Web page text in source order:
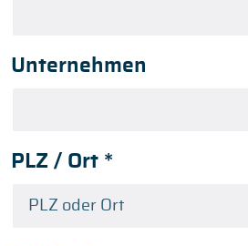
Unternehmen
PLZ / Ort *